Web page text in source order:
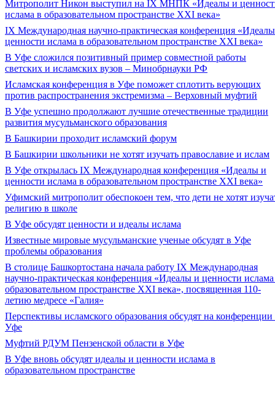
Митрополит Никон выступил на IX МНПК «Идеалы и
ислама в образовательном пространстве XXI века»
IX Международная научно-практическая конференция
ценности ислама в образовательном пространстве XXI века»
В Уфе сложился позитивный пример совместной работы
светских и исламских вузов – Минобрнауки РФ
Исламская конференция в Уфе поможет сплотить верующих
против распространения экстремизма – Верховный муфтий
В Уфе успешно продолжают лучшие отечественные традиции
развития мусульманского образования
В Башкирии проходит исламский форум
В Башкирии школьники не хотят изучать православие и ислам
В Уфе открылась IX Международная конференция «Идеалы и
ценности ислама в образовательном пространстве XXI века»
Уфимский митрополит обеспокоен тем, что дети не хотят
религию в школе
В Уфе обсудят ценности и идеалы ислама
Известные мировые мусульманские ученые обсудят в Уфе
проблемы образования
В столице Башкортостана начала работу IX Международная
научно-практическая конференция «Идеалы и ценности
образовательном пространстве XXI века», посвященная 110-
летию медресе «Галия»
Перспективы исламского образования обсудят на конференции
Уфе
Муфтий РДУМ Пензенской области в Уфе
В Уфе вновь обсудят идеалы и ценности ислама в
образовательном пространстве